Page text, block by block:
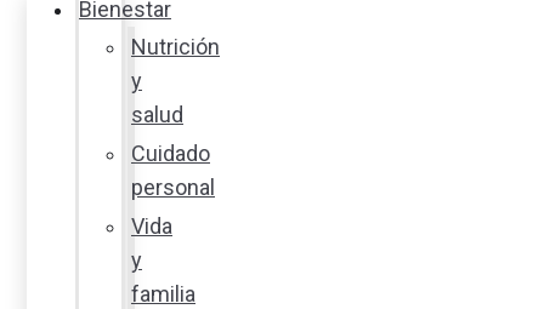
Bienestar
Nutrición
y
salud
Cuidado
personal
Vida
y
familia